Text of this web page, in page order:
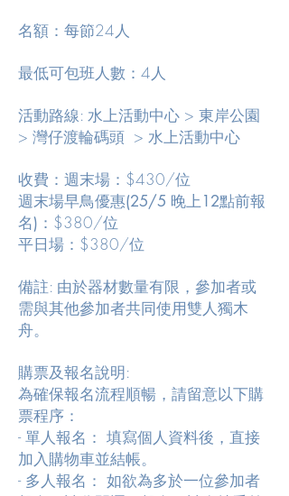
名額：每節24人
最低可包班人數：4人
​活動路線: 水上活動中心 > 東岸公園
> 灣仔渡輪碼頭 > 水上活動中心
收費：週末場：$430/位
週末場早鳥優惠(25/5 晚上12點前報
名) ：$380/位
平日場：$380/位
備註: 由於器材數量有限，參加者或
需與其他參加者共同使用雙人獨木
舟。
購票及報名說明:
為確保報名流程順暢，請留意以下購
票程序：
- 單人報名： 填寫個人資料後，直接
加入購物車並結帳。
- 多人報名： 如欲為多於一位參加者